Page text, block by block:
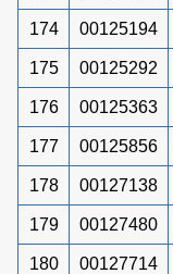
174 00125194
175 00125292
176 00125363
177 00125856
178 00127138
179 00127480
180 00127714